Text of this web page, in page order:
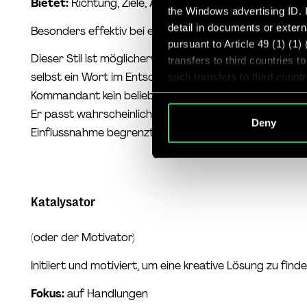
the Windows advertising
detail in documents or
pursuant to Article 49 (1)
transfers to third countries
such transfers to third
or other entities that are not
because of Section 702
explicit consent, I was
subjects rights may not be
Deny
Bietet:Richtung, Ziele, Anerkennung, Geschwindigkeit
Besonders effektiv bei erfahrenen,
Dieser Stil ist möglicherweise weniger effektiv bei
selbst ein Wort im Entscheidungsprozess mitreden
Kommandant kein beliebter Führungsansatz, der
Er passt wahrscheinlich besser in die
Einflussnahme begrenzter sind.
Katalysator
(oder der Motivator)
Initiiert und motiviert, um eine kreative Lösung zu
Fokus:auf Handlungen